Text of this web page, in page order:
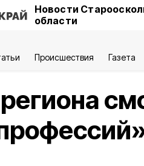
Новости
области
Происшествия Газета